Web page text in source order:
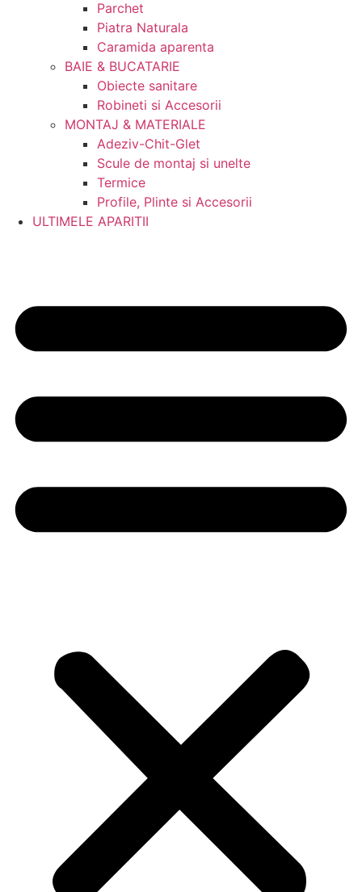
Parchet
Piatra Naturala
Caramida aparenta
BAIE & BUCATARIE
Obiecte sanitare
Robineti si Accesorii
MONTAJ & MATERIALE
Adeziv-Chit-Glet
Scule de montaj si unelte
Termice
Profile, Plinte si Accesorii
ULTIMELE APARITII